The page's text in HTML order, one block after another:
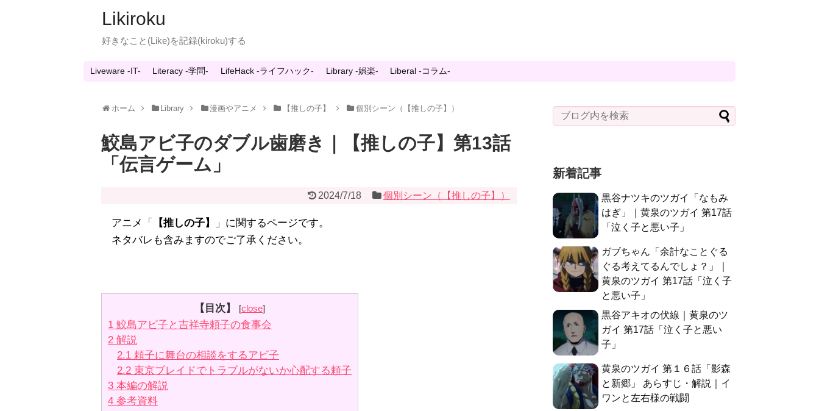
Likiroku
好きなこと(Like)を記録(kiroku)する
Liveware -IT- Literacy -学問- LifeHack -ライフハック- Library -娯楽- Liberal -コラム-
ホーム Library 漫画やアニメ 【推しの子】 個別シーン（【推しの子】）
鮫島アビ子のダブル歯磨き｜【推しの子】第13話
「伝言ゲーム」
2024/7/18 個別シーン（【推しの子】）
アニメ「 【推しの子】
」に関するページです。
ネタバレも含みますのでご了承ください。
【目次】 [close]
1 鮫島アビ子と吉祥寺頼子の食事会
2 解説
2.1 頼子に舞台の相談をするアビ子
2.2 東京ブレイドでトラブルがないか心配する頼子
3 本編の解説
4 参考資料
新着記事
黒谷ナツキのツガイ「なもみ
はぎ」｜黄泉のツガイ 第17話
「泣く子と悪い子」
ガブちゃん「余計なことぐる
ぐる考えてるんでしょ？」｜
黄泉のツガイ 第17話「泣く子
と悪い子」
黒谷アキオの伏線｜黄泉のツ
ガイ 第17話「泣く子と悪い
子」
黄泉のツガイ 第１６話「影森
と新郷」 あらすじ・解説｜イ
ワンと左右様の戦闘